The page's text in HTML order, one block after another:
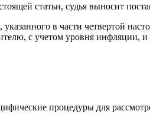
статьи, судья выносит
в части четвертой
с учетом уровня инфляции,
процедуры для